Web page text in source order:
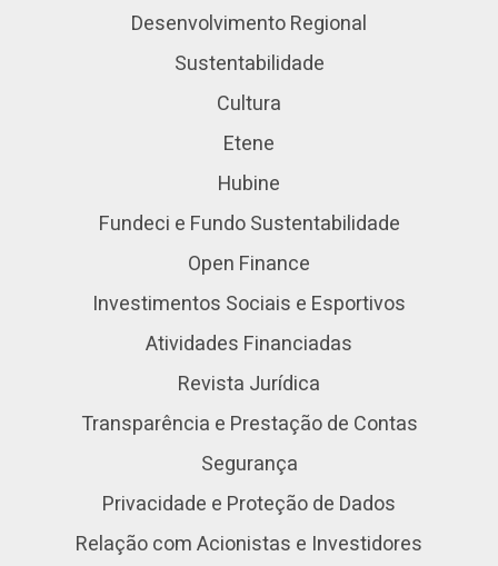
Desenvolvimento Regional
Sustentabilidade
Cultura
Etene
Hubine
Fundeci e Fundo Sustentabilidade
Open Finance
Investimentos Sociais e Esportivos
Atividades Financiadas
Revista Jurídica
Transparência e Prestação de Contas
Segurança
Privacidade e Proteção de Dados
Relação com Acionistas e Investidores